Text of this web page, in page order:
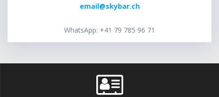
email@skybar.ch
WhatsApp: +41 79 785 96 71